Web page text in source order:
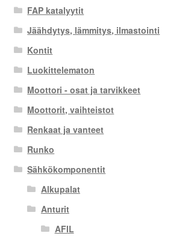
FAP katalyytit
Jäähdytys, lämmitys, ilmastointi
Kontit
Luokittelematon
Moottori - osat ja tarvikkeet
Moottorit, vaihteistot
Renkaat ja vanteet
Runko
Sähkökomponentit
Alkupalat
Anturit
AFIL